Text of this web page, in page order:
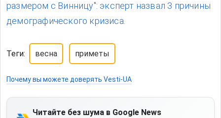
размером с Винницу": эксперт назвал 3 причины
демографического кризиса.
Теги: весна приметы
Почему вы можете доверять Vesti-UA
Читайте без шума в Google News